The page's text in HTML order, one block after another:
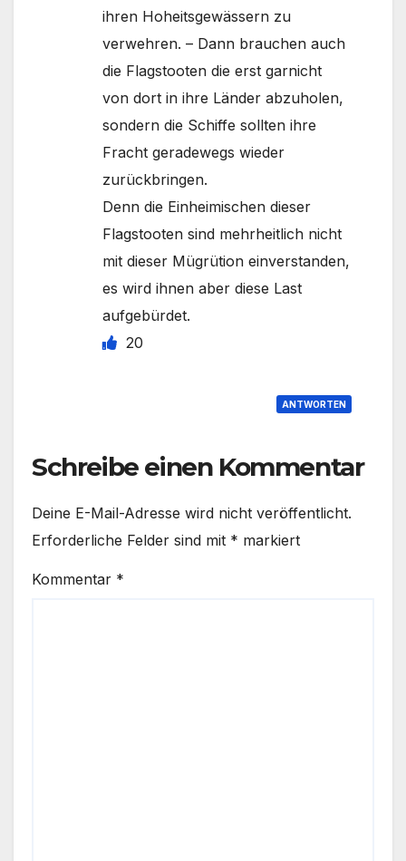
ihren Hoheitsgewässern zu
verwehren. – Dann brauchen auch
die Flagstooten die erst garnicht
von dort in ihre Länder abzuholen,
sondern die Schiffe sollten ihre
Fracht geradewegs wieder
zurückbringen.
Denn die Einheimischen dieser
Flagstooten sind mehrheitlich nicht
mit dieser Mügrütion einverstanden,
es wird ihnen aber diese Last
aufgebürdet.
20
ANTWORTEN
Schreibe einen Kommentar
Deine E-Mail-Adresse wird nicht veröffentlicht.
Erforderliche Felder sind mit * markiert
Kommentar *